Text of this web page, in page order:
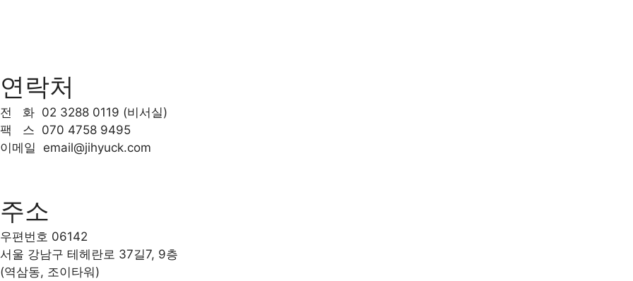
연락처
전 화 02 3288 0119 (비서실)
팩 스 070 4758 9495
이메일 email@jihyuck.com
주소
우편번호 06142
서울 강남구 테헤란로 37길7, 9층
(역삼동, 조이타워)